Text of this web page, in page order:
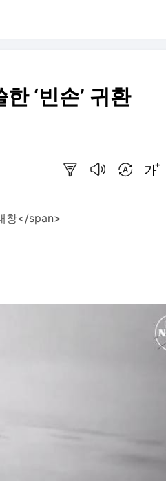
‘빈손’ 귀환
창</span>